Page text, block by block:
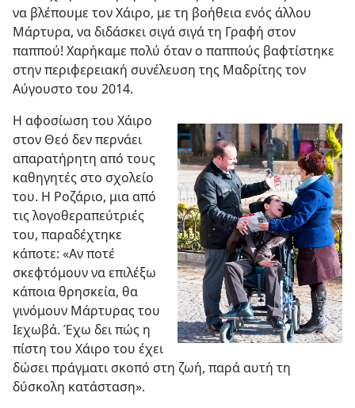
να βλέπουμε τον Χάιρο, με τη βοήθεια ενός άλλου
Μάρτυρα, να διδάσκει σιγά σιγά τη Γραφή στον
παππού! Χαρήκαμε πολύ όταν ο παππούς βαφτίστηκε
στην περιφερειακή συνέλευση της Μαδρίτης τον
Αύγουστο του 2014.
Η αφοσίωση του Χάιρο
στον Θεό δεν περνάει
απαρατήρητη από τους
καθηγητές στο σχολείο
του. Η Ροζάριο, μια από
τις λογοθεραπεύτριές
του, παραδέχτηκε
κάποτε: «Αν ποτέ
σκεφτόμουν να επιλέξω
κάποια θρησκεία, θα
γινόμουν Μάρτυρας του
Ιεχωβά. Έχω δει πώς η
πίστη του Χάιρο του έχει
δώσει πράγματι σκοπό στη ζωή, παρά αυτή τη
δύσκολη κατάσταση».